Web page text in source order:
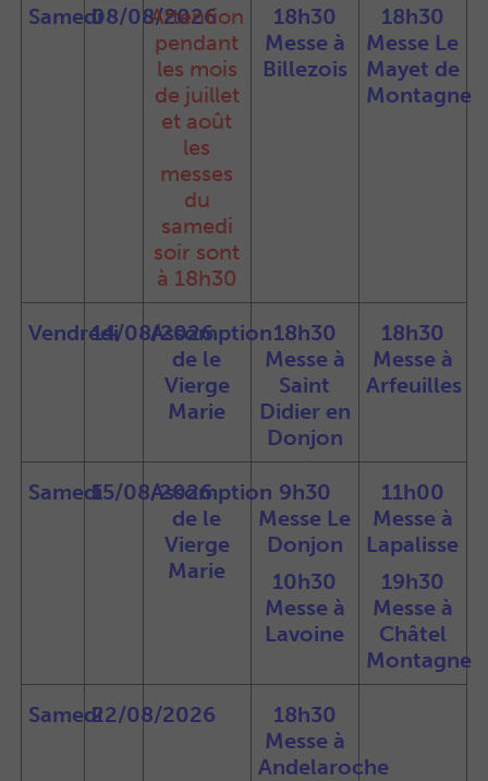
Samedi08/08/2026
Attention
pendant
les mois
de juillet
et août
les
messes
du
samedi
soir sont
à 18h30
18h30
Messe à
Billezois
18h30
Messe Le
Mayet de
Montagne
Vendredi14/08/2026
Assomption
de le
Vierge
Marie
18h30
Messe à
Saint
Didier en
Donjon
18h30
Messe à
Arfeuilles
Samedi15/08/2026Assomption
de le
Vierge
Marie
9h30
Messe Le
Donjon
10h30
Messe à
Lavoine
11h00
Messe à
Lapalisse
19h30
Messe à
Châtel
Montagne
Samedi22/08/2026
18h30
Messe à
Andelaroche